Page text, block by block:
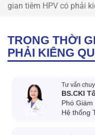
gian tiêm HPV có phải
TRONG THỜI
PHẢI KIÊNG
Tư vấn
BS.CKI
Phó
Hệ thống